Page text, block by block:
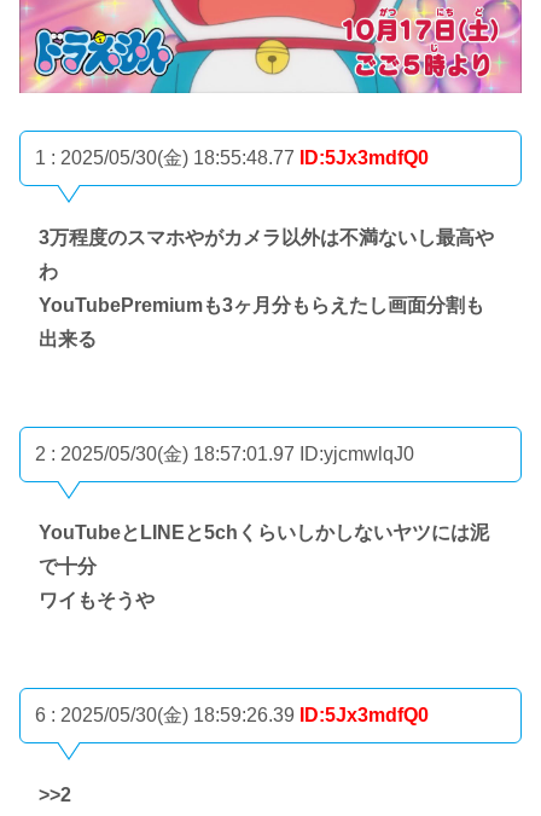
1 : 2025/05/30(金) 18:55:48.77 ID:5Jx3mdfQ0
3万程度のスマホやがカメラ以外は不満ないし最高や
わ
YouTubePremiumも3ヶ月分もらえたし画面分割も
出来る
2 : 2025/05/30(金) 18:57:01.97 ID:yjcmwlqJ0
YouTubeとLINEと5chくらいしかしないヤツには泥
で十分
ワイもそうや
6 : 2025/05/30(金) 18:59:26.39 ID:5Jx3mdfQ0
>>2